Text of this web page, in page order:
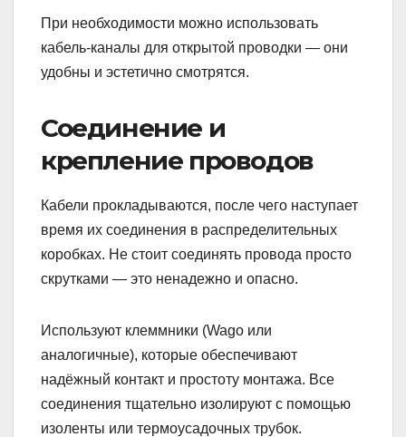
При необходимости можно использовать
кабель-каналы для открытой проводки — они
удобны и эстетично смотрятся.
Соединение и
крепление проводов
Кабели прокладываются, после чего наступает
время их соединения в распределительных
коробках. Не стоит соединять провода просто
скрутками — это ненадежно и опасно.
Используют клеммники (Wago или
аналогичные), которые обеспечивают
надёжный контакт и простоту монтажа. Все
соединения тщательно изолируют с помощью
изоленты или термоусадочных трубок.